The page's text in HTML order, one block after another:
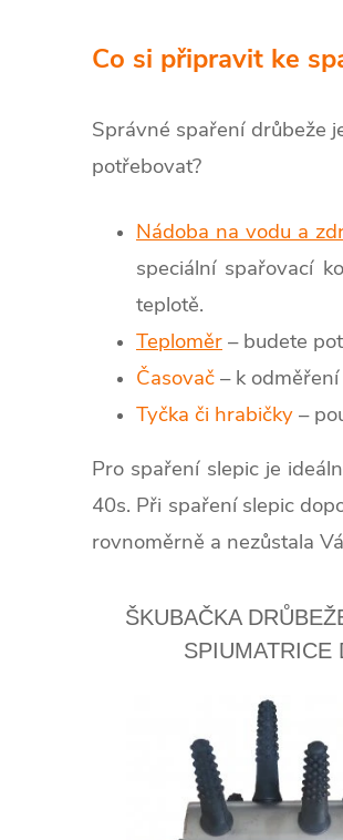
Co si připravit ke
Správné spaření drůbeže
potřebovat?
Nádoba na vodu a
speciální spařovací
teplotě.
Teploměr– budete
Časovač– k
Tyčka či hrabičky–
Pro spaření slepic je
40s. Při spaření slepic
rovnoměrně a nezůstala